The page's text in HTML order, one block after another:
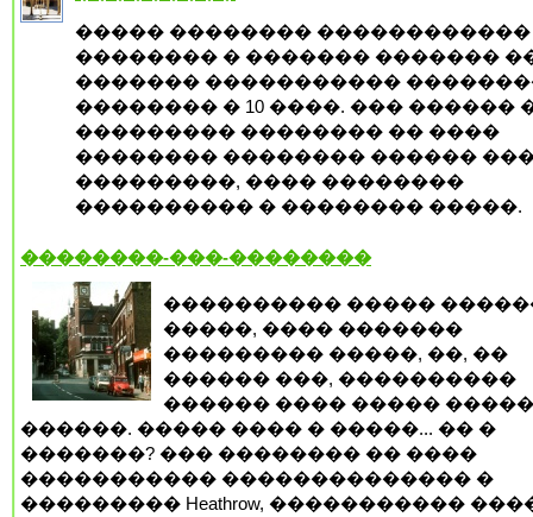
����� �������� ������������
�������� � ������� �������
������� �����������
�������� � 10 ����. ��� ������
��������� �������� �� ����
�������� �������� ������
���������, ���� ��������
���������� � �������� �����.
��������-���-��������
���������� �����
�����, ���� �������
��������� �����, ��, ��
������ ���, ����������
������ ���� �����
������. ����� ���� � �����... �� �
�������? ��� �������� �� ����
����������� �������������� �
��������� Heathrow, �����������